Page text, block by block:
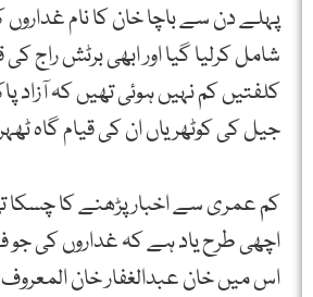
پہلے دن سے باچا خان کا نام
شامل کرلیا گیا اور ابھی برٹش راج
کلفتیں کم نہیں ہوئی تھیں کہ آزاد
جیل کی کوٹھریاں ان کی قیام گاہ
کم عمری سے اخبار پڑھنے کا چسکا
اچھی طرح یاد ہے کہ غداروں کی جو
اس میں خان عبدالغفار خان